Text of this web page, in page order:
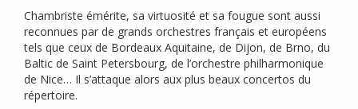
Chambriste émérite, sa virtuosité et sa fougue sont aussi
reconnues par de grands orchestres français et européens
tels que ceux de Bordeaux Aquitaine, de Dijon, de Brno, du
Baltic de Saint Petersbourg, de l’orchestre philharmonique
de Nice… Il s’attaque alors aux plus beaux concertos du
répertoire.